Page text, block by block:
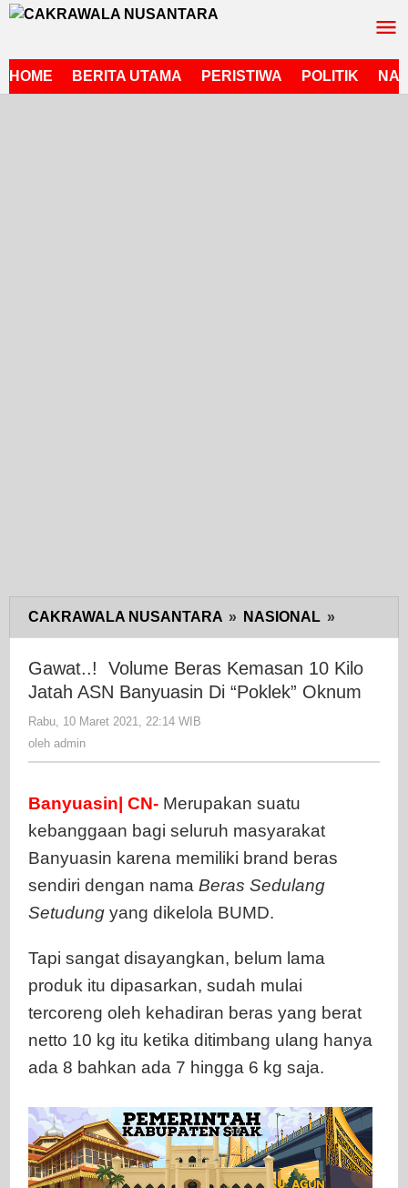
Lewati
HOME
BERITA UTAMA PERISTIWA POLITIK
CAKRAWALA NUSANTARA » NASIONAL »
Volume
Beras
Gawat..! Volume Beras Kemasan 10 Kilo
Jatah ASN Banyuasin Di “Poklek” Oknum
Rabu, 10 Maret 2021, 22:14 WIB
oleh admin
Banyuasin| CN- Merupakan suatu
kebanggaan bagi seluruh masyarakat
Banyuasin karena memiliki brand beras
sendiri dengan nama Beras Sedulang
Setudung yang dikelola BUMD.
Tapi sangat disayangkan, belum lama
produk itu dipasarkan, sudah mulai
tercoreng oleh kehadiran beras yang berat
netto 10 kg itu ketika ditimbang ulang hanya
ada 8 bahkan ada 7 hingga 6 kg saja.